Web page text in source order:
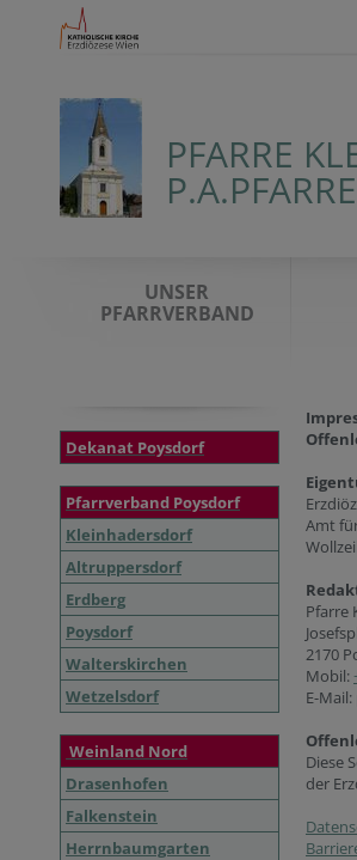
PFARRE
UNSER
PFARRVERBAND
Dekanat Poysdorf
Pfarrverband Poysdorf
Kleinhadersdorf
Altruppersdorf
Erdberg
Poysdorf
Walterskirchen
Wetzelsdorf
Weinland Nord
Drasenhofen
Falkenstein
Herrnbaumgarten
Amt
Pfarre
2170
Mobil:
E-Mail:
Diese
der